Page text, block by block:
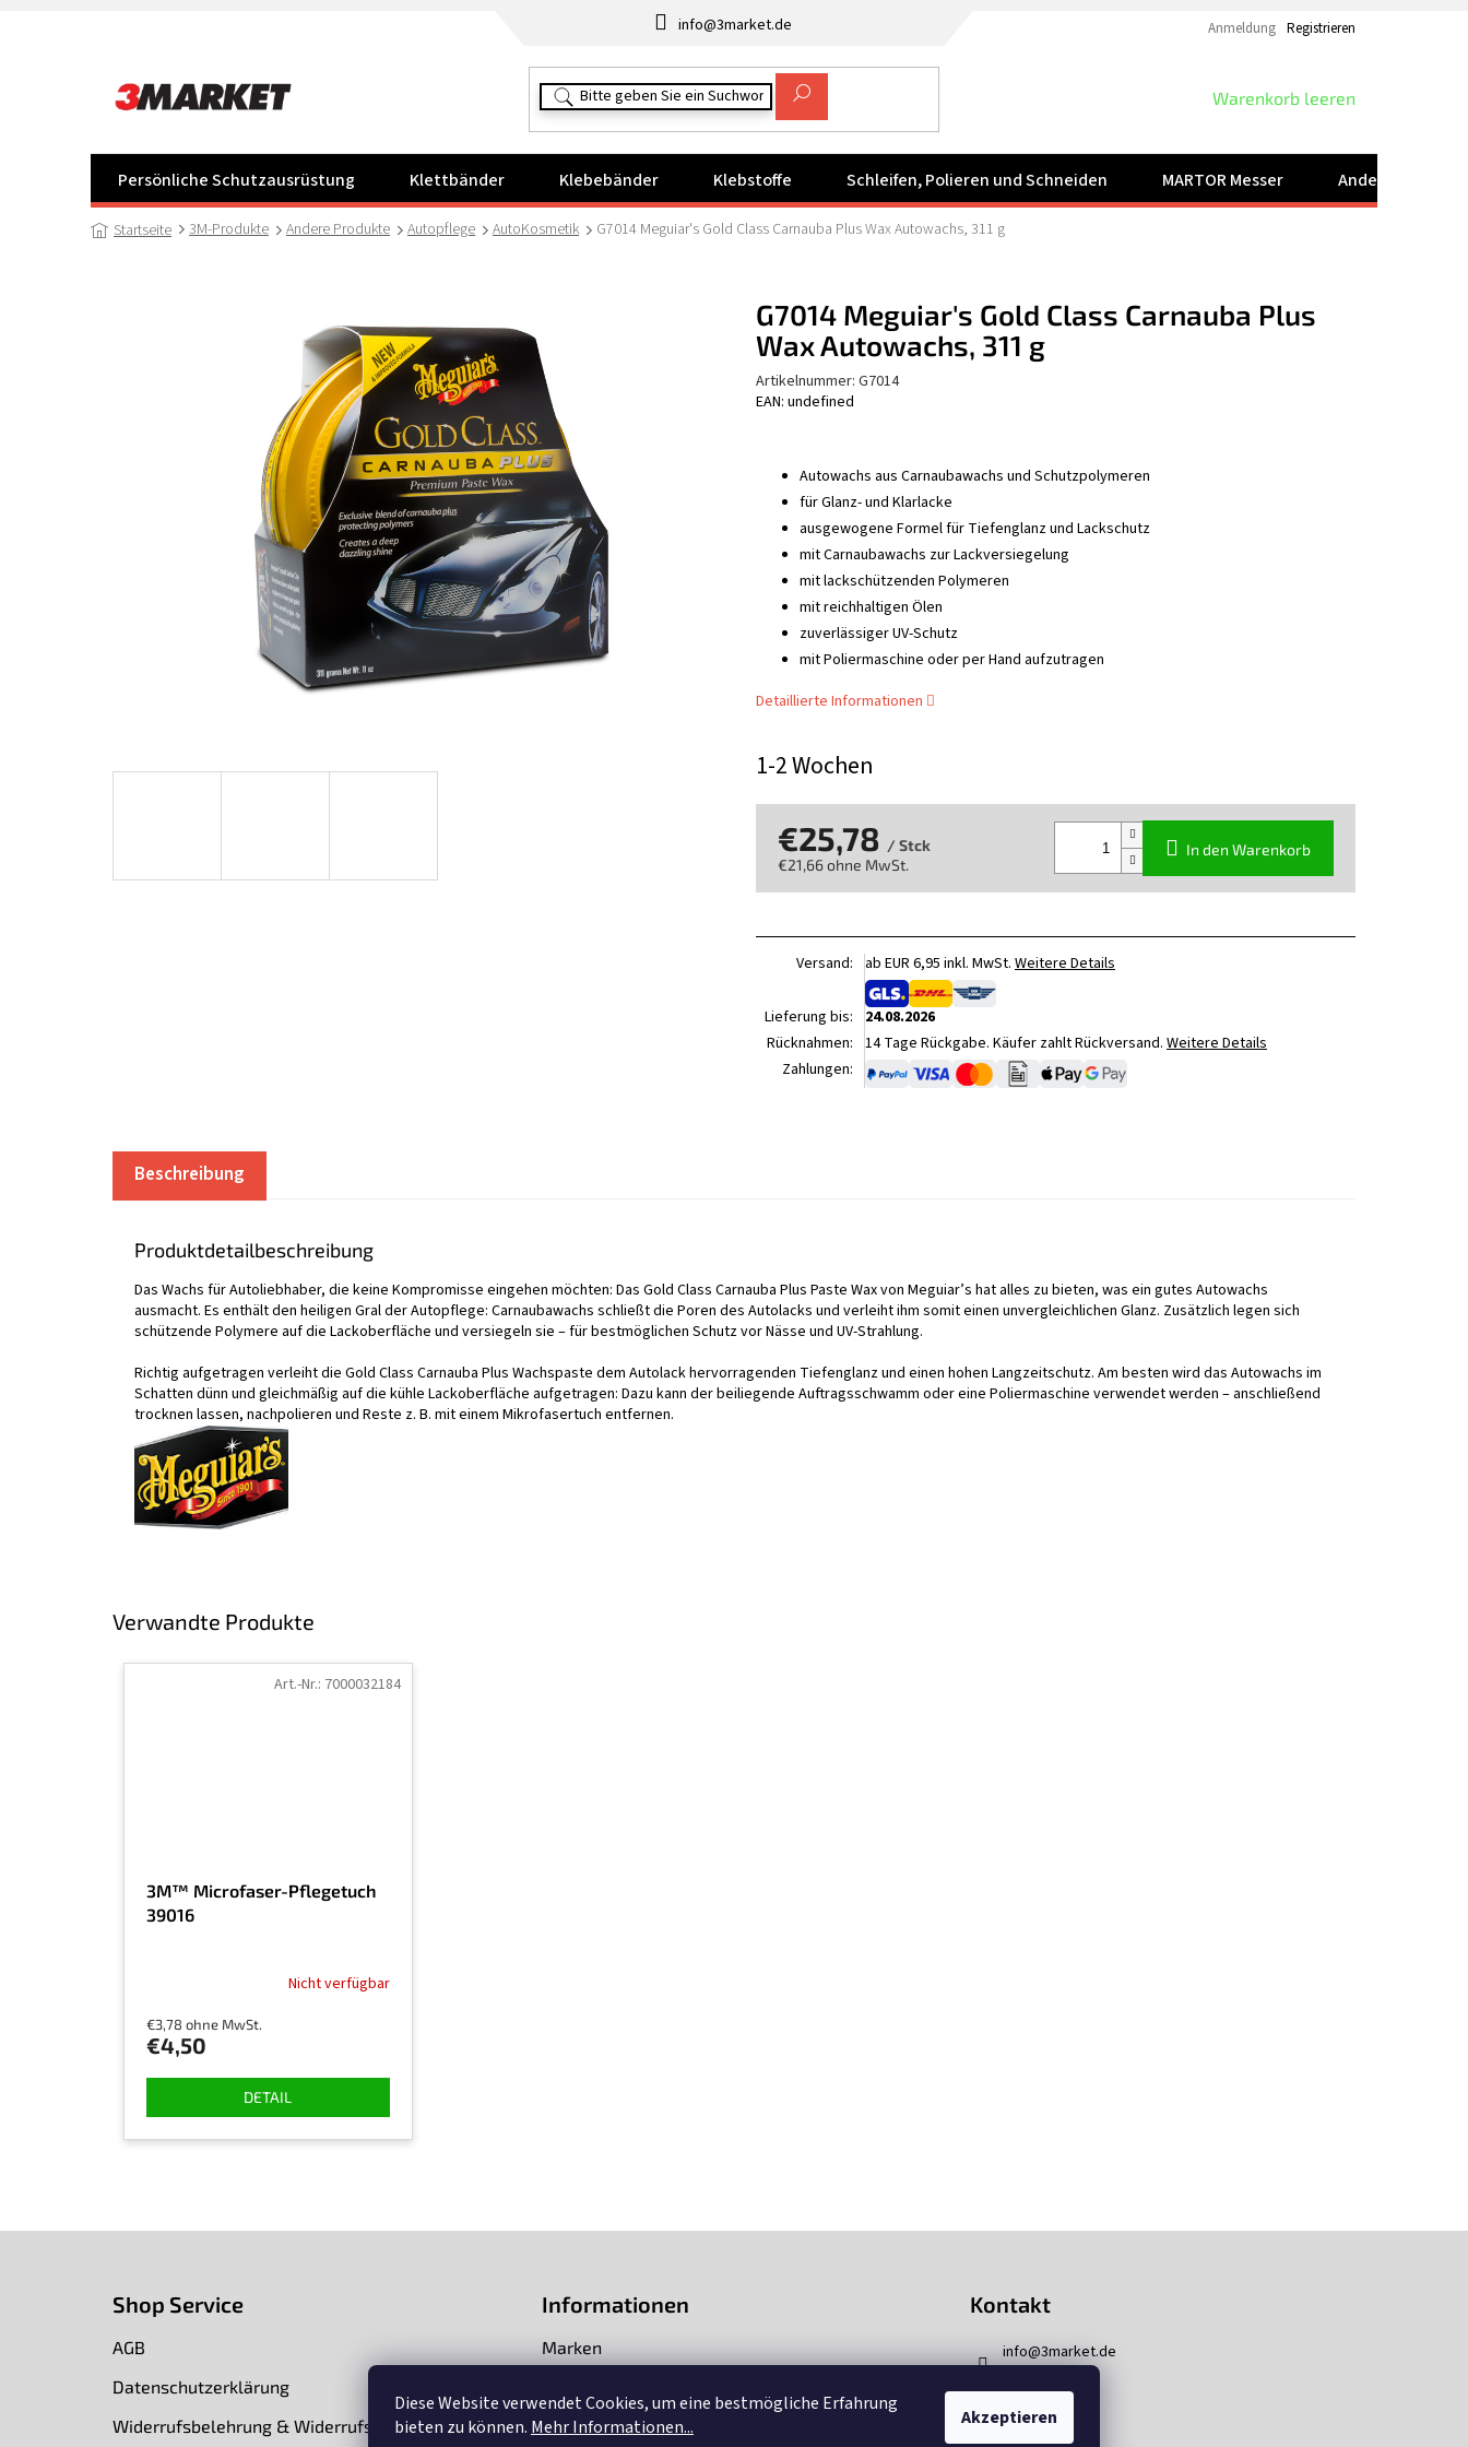
Diese Website verwendet Cookies, um eine bestmögliche Erfahrung
bieten zu können. Mehr Informationen... Akzeptieren
info@3market.de Anmeldung Registrieren
WARENKORB
Warenkorb leeren
Persönliche Schutzausrüstung Klettbänder Klebebänder Klebstoffe Schleifen, Polieren und Schneiden MARTOR Messer Andere Produkte
Startseite 3M-Produkte Andere Produkte Autopflege AutoKosmetik G7014 Meguiar's Gold Class Carnauba Plus Wax Autowachs, 311 g
1-2 Wochen
Autowachs aus Carnaubawachs und Schutzpolymeren
für Glanz- und Klarlacke
ausgewogene Formel für Tiefenglanz und Lackschutz
mit Carnaubawachs zur Lackversiegelung
mit lackschützenden Polymeren
mit reichhaltigen Ölen
zuverlässiger UV-Schutz
mit Poliermaschine oder per Hand aufzutragen
Detaillierte Informationen
€25,78 / Stck
€21,66 ohne MwSt.
In den Warenkorb
G7014 Meguiar's Gold Class Carnauba Plus
Wax Autowachs, 311 g
Artikelnummer: G7014
EAN: undefined
Versand: ab EUR 6,95 inkl. MwSt. Weitere Details
Lieferung bis:
24.08.2026
Rücknahmen: 14 Tage Rückgabe. Käufer zahlt Rückversand. Weitere Details
Zahlungen:
Verwandte Produkte
3M™ Microfaser-Pflegetuch
39016
Nicht verfügbar
€3,78 ohne MwSt.
€4,50
DETAIL
Art.-Nr.: 7000032184
Beschreibung
Produktdetailbeschreibung
Das Wachs für Autoliebhaber, die keine Kompromisse eingehen möchten: Das Gold Class Carnauba Plus Paste Wax von Meguiar’s hat alles zu bieten, was ein gutes Autowachs
ausmacht. Es enthält den heiligen Gral der Autopflege: Carnaubawachs schließt die Poren des Autolacks und verleiht ihm somit einen unvergleichlichen Glanz. Zusätzlich legen sich
schützende Polymere auf die Lackoberfläche und versiegeln sie – für bestmöglichen Schutz vor Nässe und UV-Strahlung.
Richtig aufgetragen verleiht die Gold Class Carnauba Plus Wachspaste dem Autolack hervorragenden Tiefenglanz und einen hohen Langzeitschutz. Am besten wird das Autowachs im
Schatten dünn und gleichmäßig auf die kühle Lackoberfläche aufgetragen: Dazu kann der beiliegende Auftragsschwamm oder eine Poliermaschine verwendet werden – anschließend
trocknen lassen, nachpolieren und Reste z. B. mit einem Mikrofasertuch entfernen.
Shop Service
AGB
Datenschutzerklärung
Widerrufsbelehrung & Widerrufsformular
Informationen
Marken
Über uns
Kontakt
info@3market.de